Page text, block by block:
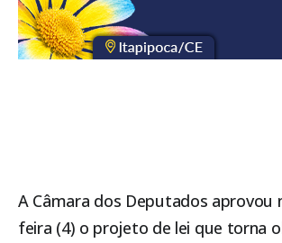
A Câmara dos Deputados aprovou
feira (4) o projeto de lei que torna